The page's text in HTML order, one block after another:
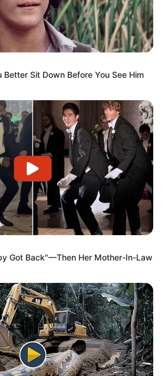
Admits What Some Suspected
Carano To Take It All Back?
Better Sit Down Before You See Him
Got Back"—Then Her Mother-In-Law